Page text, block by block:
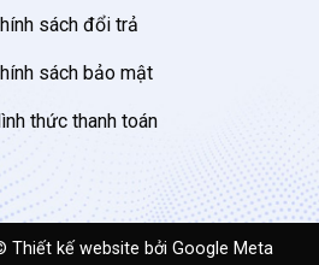
sách đổi trả
sách bảo mật
thức thanh toán
Thiết kế website bởi Google Meta